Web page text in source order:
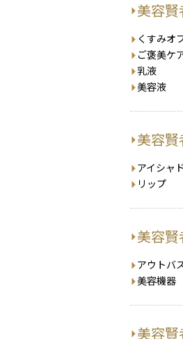
美容賢
くすみオ
ご褒美ケ
乳液
美容液
美容
アイシャ
リップ
美容
アウトバ
美容機器
美容賢